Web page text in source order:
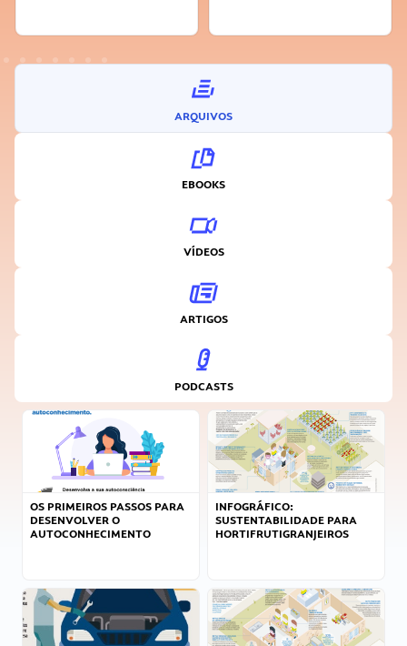
ARQUIVOS
EBOOKS
VÍDEOS
ARTIGOS
PODCASTS
OS PRIMEIROS PASSOS PARA
DESENVOLVER O
AUTOCONHECIMENTO
INFOGRÁFICO:
SUSTENTABILIDADE PARA
HORTIFRUTIGRANJEIROS